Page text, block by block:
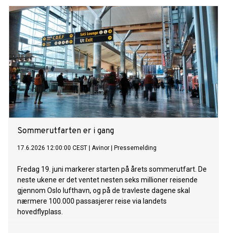
Sommerutfarten er i gang
17.6.2026 12:00:00 CEST Avinor Pressemelding
Fredag 19. juni markerer starten på årets sommerutfart. De
neste ukene er det ventet nesten seks millioner reisende
gjennom Oslo lufthavn, og på de travleste dagene skal
nærmere 100.000 passasjerer reise via landets
hovedflyplass.